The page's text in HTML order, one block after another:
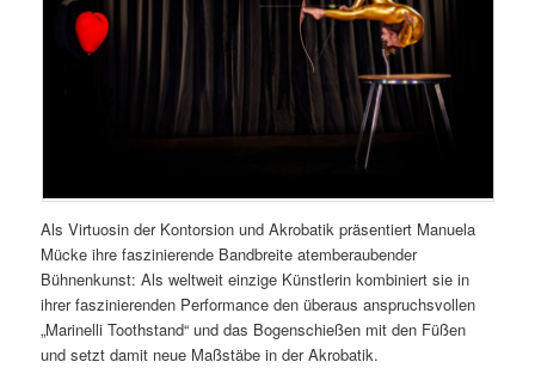
Als Virtuosin der Kontorsion und Akrobatik präsentiert Manuela
Mücke ihre faszinierende Bandbreite atemberaubender
Bühnenkunst: Als weltweit einzige Künstlerin kombiniert sie in
ihrer faszinierenden Performance den überaus anspruchsvollen
„Marinelli Toothstand“ und das Bogenschießen mit den Füßen
und setzt damit neue Maßstäbe in der Akrobatik.